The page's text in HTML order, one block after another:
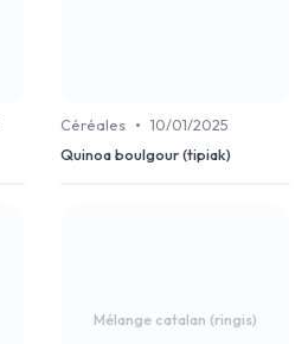
Céréales • 10/01/2025
Quinoa boulgour (tipiak)
Mélange catalan (ringis)